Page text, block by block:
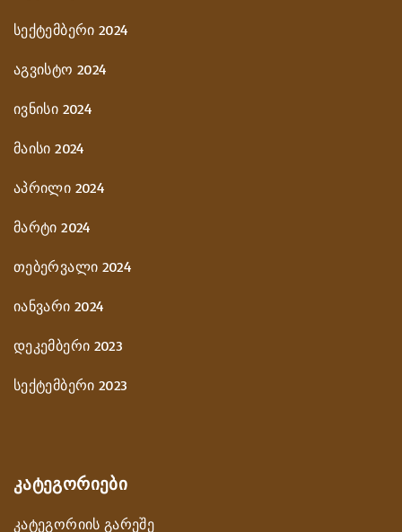
სექტემბერი 2024
აგვისტო 2024
ივნისი 2024
მაისი 2024
აპრილი 2024
მარტი 2024
თებერვალი 2024
იანვარი 2024
დეკემბერი 2023
სექტემბერი 2023
ᲙᲐᲢᲔᲒᲝᲠᲘᲔᲑᲘ
კატეგორიის გარეშე